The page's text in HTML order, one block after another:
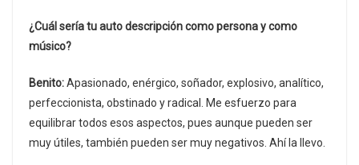
¿Cuál sería tu auto descripción como persona y como
músico?
Benito:Apasionado, enérgico, soñador, explosivo, analítico,
perfeccionista, obstinado y radical. Me esfuerzo para
equilibrar todos esos aspectos, pues aunque pueden ser
muy útiles, también pueden ser muy negativos. Ahí la llevo.